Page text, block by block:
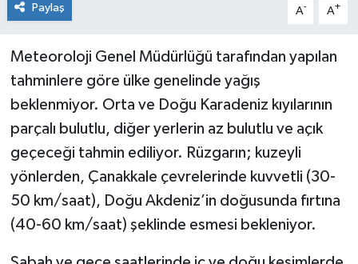
Paylaş A- A+
Meteoroloji Genel Müdürlüğü tarafından yapılan
tahminlere göre ülke genelinde yağış
beklenmiyor. Orta ve Doğu Karadeniz kıyılarının
parçalı bulutlu, diğer yerlerin az bulutlu ve açık
geçeceği tahmin ediliyor. Rüzgarın; kuzeyli
yönlerden, Çanakkale çevrelerinde kuvvetli (30-
50 km/saat), Doğu Akdeniz’in doğusunda fırtına
(40-60 km/saat) şeklinde esmesi bekleniyor.